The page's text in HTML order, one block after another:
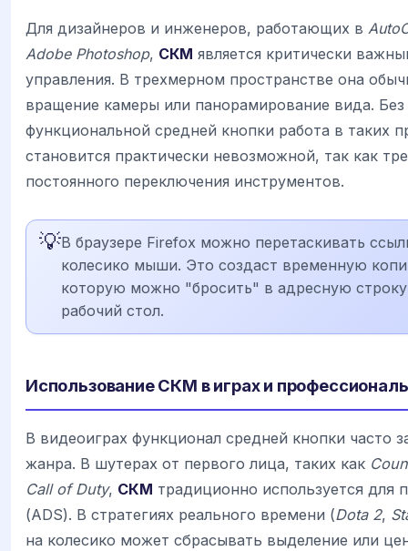
Для дизайнеров и инженеров, работающих в
Adobe Photoshop, СКМ является критически
управления. В трехмерном пространстве она
вращение камеры или панорамирование вида. Без
функциональной средней кнопки работа в таких
становится практически невозможной, так как
постоянного переключения инструментов.
💡В браузере Firefox можно перетаскивать
колесико мыши. Это создаст временную
которую можно "бросить" в адресную
рабочий стол.
Использование СКМ в играх и
В видеоиграх функционал средней кнопки часто
жанра. В шутерах от первого лица, таких как
Call of Duty, СКМ традиционно используется для
(ADS). В стратегиях реального времени (Dota 2,
на колесико может сбрасывать выделение или